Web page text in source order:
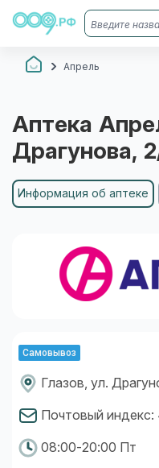
Апрель
Аптека
Драгунова,
Информация об аптеке
Самовывоз
Глазов, ул.
Почтовый индекс:
08:00-20:00 Пт